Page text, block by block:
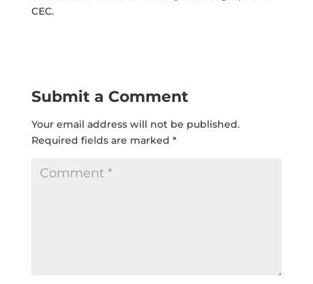
CEC.
Submit a Comment
Your email address will not be published.
Required fields are marked *